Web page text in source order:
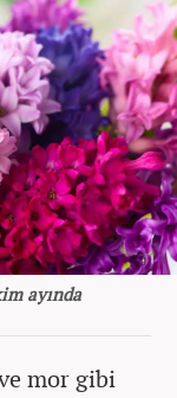
ayında
mor gibi